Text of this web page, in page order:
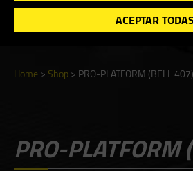
ACEPTAR TODAS
Home>Shop>PRO-PLATFORM (BELL 407)
PRO-PLATFORM